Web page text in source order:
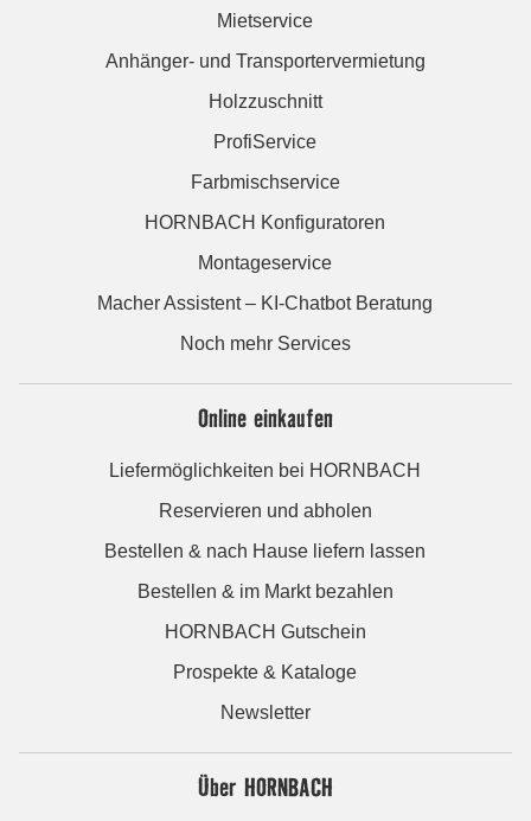
Mietservice
Anhänger- und Transportervermietung
Holzzuschnitt
ProfiService
Farbmischservice
HORNBACH Konfiguratoren
Montageservice
Macher Assistent – KI-Chatbot Beratung
Noch mehr Services
Online einkaufen
Liefermöglichkeiten bei HORNBACH
Reservieren und abholen
Bestellen & nach Hause liefern lassen
Bestellen & im Markt bezahlen
HORNBACH Gutschein
Prospekte & Kataloge
Newsletter
Über HORNBACH